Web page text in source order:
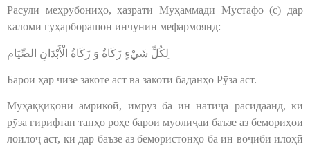
Расули меҳрубониҳо, ҳазрати Муҳаммади Мустафо (с) дар
каломи гуҳарборашон инчунин мефармоянд:
لِكُلِّ شَيْ‏ءٍ زَكَاةٌ وَ زَكَاةُ الْأَبْدَانِ الصِّيَام‏
Барои ҳар чизе закоте аст ва закоти баданҳо Рӯза аст.
Муҳаққиқони амрикоӣ, имрӯз ба ин натиҷа расидаанд, ки
рӯза гирифтан танҳо роҳе барои муолиҷаи баъзе аз бемориҳои
лоилоҷ аст, ки дар баъзе аз бемористонҳо ба ин воҷиби илоҳӣ